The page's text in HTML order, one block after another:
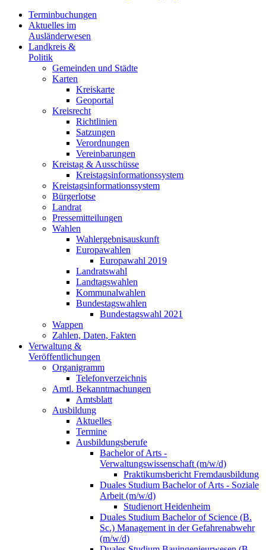
Terminbuchungen
Aktuelles im
Ausländerwesen
Landkreis &
Politik
Gemeinden und Städte
Karten
Kreiskarte
Geoportal
Kreisrecht
Richtlinien
Satzungen
Verordnungen
Vereinbarungen
Kreistag & Ausschüsse
Kreistagsinformationssystem
Kreistagsinformationssystem
Bürgerlotse
Landrat
Pressemitteilungen
Wahlen
Wahlergebnisauskunft
Europawahlen
Europawahl 2019
Landratswahl
Landtagswahlen
Kommunalwahlen
Bundestagswahlen
Bundestagswahl 2021
Wappen
Zahlen, Daten, Fakten
Verwaltung &
Veröffentlichungen
Organigramm
Telefonverzeichnis
Amtl. Bekanntmachungen
Amtsblatt
Ausbildung
Aktuelles
Termine
Ausbildungsberufe
Bachelor of Arts -
Verwaltungswissenschaft (m/w/d)
Praktikumsbericht Fremdausbildung
Duales Studium Bachelor of Arts - Soziale
Arbeit (m/w/d)
Studienort Heidenheim
Duales Studium Bachelor of Science (B.
Sc.) Management in der Gefahrenabwehr
(m/w/d)